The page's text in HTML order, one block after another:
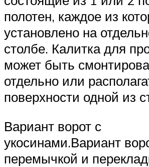
полотен, каждое из
установлено на
столбе. Калитка для
может быть
отдельно или
поверхности одной из
Вариант ворот с
укосинами.Вариант
перемычкой и